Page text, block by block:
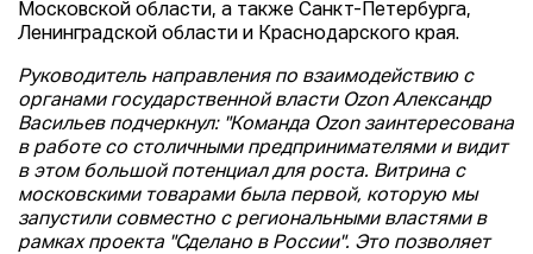
Московской области, а также Санкт-Петербурга,
Ленинградской области и Краснодарского края.
Руководитель направления по взаимодействию с
органами государственной власти Ozon Александр
Васильев подчеркнул: "Команда Ozon заинтересована
в работе со столичными предпринимателями и видит
в этом большой потенциал для роста. Витрина с
московскими товарами была первой, которую мы
запустили совместно с региональными властями в
рамках проекта "Сделано в России". Это позволяет